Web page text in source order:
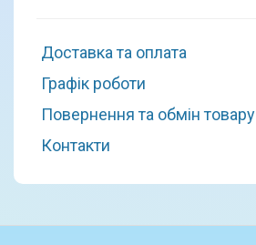
Доставка та оплата
Графік роботи
Повернення та обмін товару
Контакти